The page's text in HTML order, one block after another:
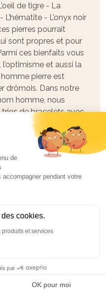
de tigre - La
- L’onyx noir
pierres pourrait
sont propres et pour
ces bienfaits vous
et aussi la
pierre est
drômois. Dans notre
homme, nous
de bracelets avec
chacune apporter
perles sont montées
de s’ajuster en
également
Nous avons
seule pierre, vous
du bienfait que vous
sur cordon
personnalisés
fonction de chaque
suffit de tirer sur les
disponible en